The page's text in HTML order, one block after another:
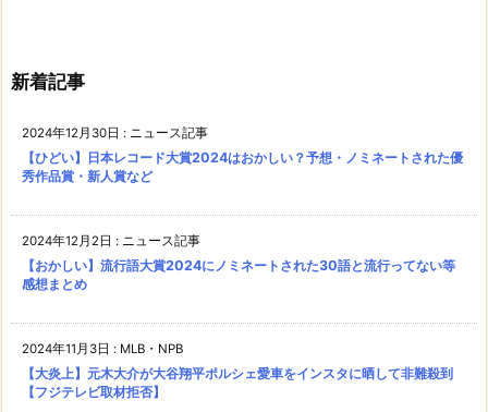
新着記事
2024年12月30日 : ニュース記事
【ひどい】日本レコード大賞2024はおかしい？予想・ノミネートされた優
秀作品賞・新人賞など
2024年12月2日 : ニュース記事
【おかしい】流行語大賞2024にノミネートされた30語と流行ってない等
感想まとめ
2024年11月3日 : MLB・NPB
【大炎上】元木大介が大谷翔平ポルシェ愛車をインスタに晒して非難殺到
【フジテレビ取材拒否】